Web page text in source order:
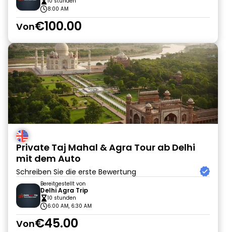
8:00 AM
Von€100.00
Private Taj Mahal & Agra Tour ab Delhi
mit dem Auto
Schreiben Sie die erste Bewertung
Bereitgestellt von
Delhi Agra Trip
10 stunden
6:00 AM, 6:30 AM
Von€45.00